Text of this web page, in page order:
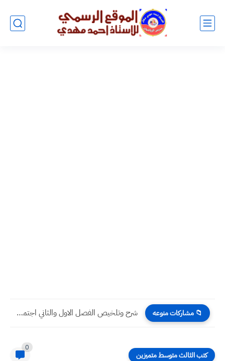
📁 مشاركات منوعه شرح وتلخيص الفصل الاول والثاني اجتماعيات الثالث المتوسط 2023 المنهج...
كتب الثالث متوسط متميزين
0